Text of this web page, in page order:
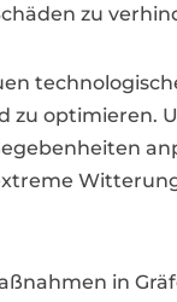
zu
optimieren.
in